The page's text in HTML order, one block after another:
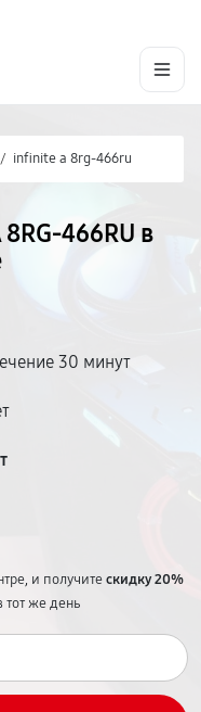
/ infinite a 8rg-466ru
466RU в
30 минут
и получитескидку 20%
тот же день